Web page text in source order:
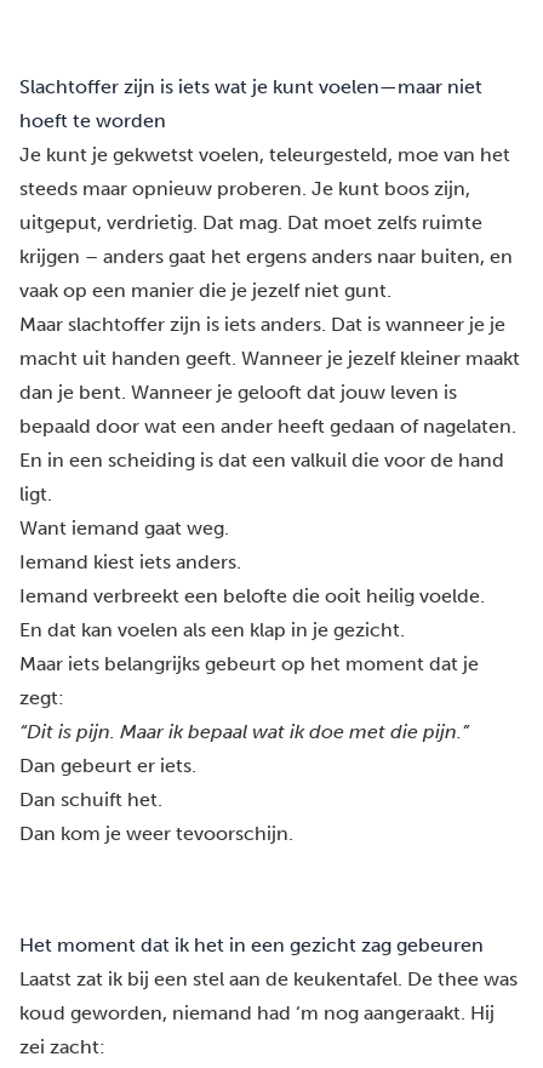
Slachtoffer zijn is iets wat je kunt voelen—maar niet
hoeft te worden
Je kunt je gekwetst voelen, teleurgesteld, moe van het
steeds maar opnieuw proberen. Je kunt boos zijn,
uitgeput, verdrietig. Dat mag. Dat moet zelfs ruimte
krijgen – anders gaat het ergens anders naar buiten, en
vaak op een manier die je jezelf niet gunt.
Maar slachtoffer zijn is iets anders. Dat is wanneer je je
macht uit handen geeft. Wanneer je jezelf kleiner maakt
dan je bent. Wanneer je gelooft dat jouw leven is
bepaald door wat een ander heeft gedaan of nagelaten.
En in een scheiding is dat een valkuil die voor de hand
ligt.
Want iemand gaat weg.
Iemand kiest iets anders.
Iemand verbreekt een belofte die ooit heilig voelde.
En dat kan voelen als een klap in je gezicht.
Maar iets belangrijks gebeurt op het moment dat je
zegt:
“Dit is pijn. Maar ik bepaal wat ik doe met die pijn.”
Dan gebeurt er iets.
Dan schuift het.
Dan kom je weer tevoorschijn.
Het moment dat ik het in een gezicht zag gebeuren
Laatst zat ik bij een stel aan de keukentafel. De thee was
koud geworden, niemand had ‘m nog aangeraakt. Hij
zei zacht: